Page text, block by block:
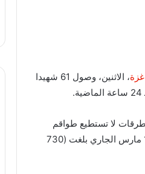
، الاثنين، وصول 61 شهيدا
لا تستطيع طواقم
الاسعاف والدفاع المدني الوصول اليهم، مشيرة إلى أن حصيلة الشهداء والاصابات منذ 18 مارس الجاري بلغت (730